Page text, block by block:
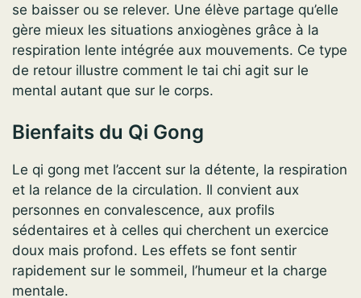
se baisser ou se relever. Une élève partage qu’elle
gère mieux les situations anxiogènes grâce à la
respiration lente intégrée aux mouvements. Ce type
de retour illustre comment le tai chi agit sur le
mental autant que sur le corps.
Bienfaits du Qi Gong
Le qi gong met l’accent sur la détente, la respiration
et la relance de la circulation. Il convient aux
personnes en convalescence, aux profils
sédentaires et à celles qui cherchent un exercice
doux mais profond. Les effets se font sentir
rapidement sur le sommeil, l’humeur et la charge
mentale.